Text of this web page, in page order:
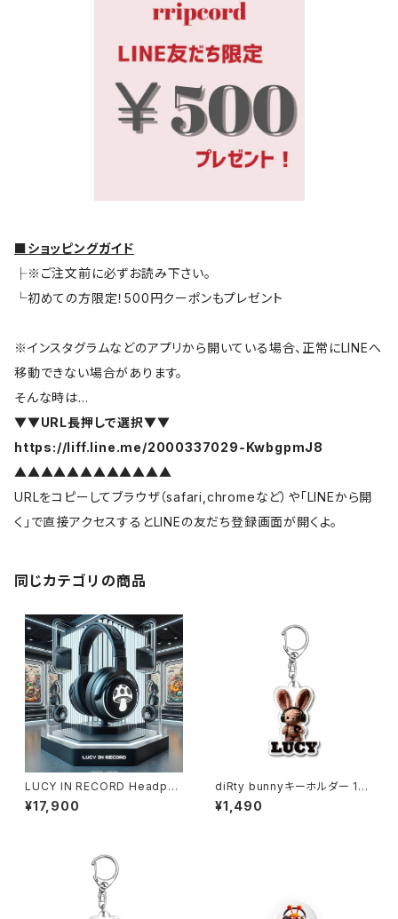
■ショッピングガイド
├※ご注文前に必ずお読み下さい。
└初めての方限定！500円クーポンもプレゼント
※インスタグラムなどのアプリから開いている場合、正常にLINEへ
移動できない場合があります。
そんな時は…
▼▼URL長押しで選択▼▼
https://liff.line.me/2000337029-KwbgpmJ8
▲▲▲▲▲▲▲▲▲▲▲▲
URLをコピーしてブラウザ（safari,chromeなど）や「LINEから開
く」で直接アクセスするとLINEの友だち登録画面が開くよ。
同じカテゴリの商品
LUCY IN RECORD Headpho
nes lmtd-003
¥17,900
diRty bunnyキーホルダー 101
7-240218009
¥1,490